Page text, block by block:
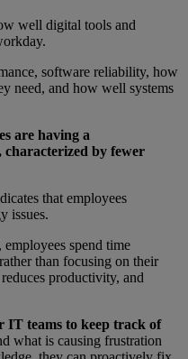
well digital tools and
software reliability, how
need, and how well systems
are having a
characterized by fewer
that employees
issues.
spend time
than focusing on their
productivity, and
IT teams to keep track of
what is causing frustration